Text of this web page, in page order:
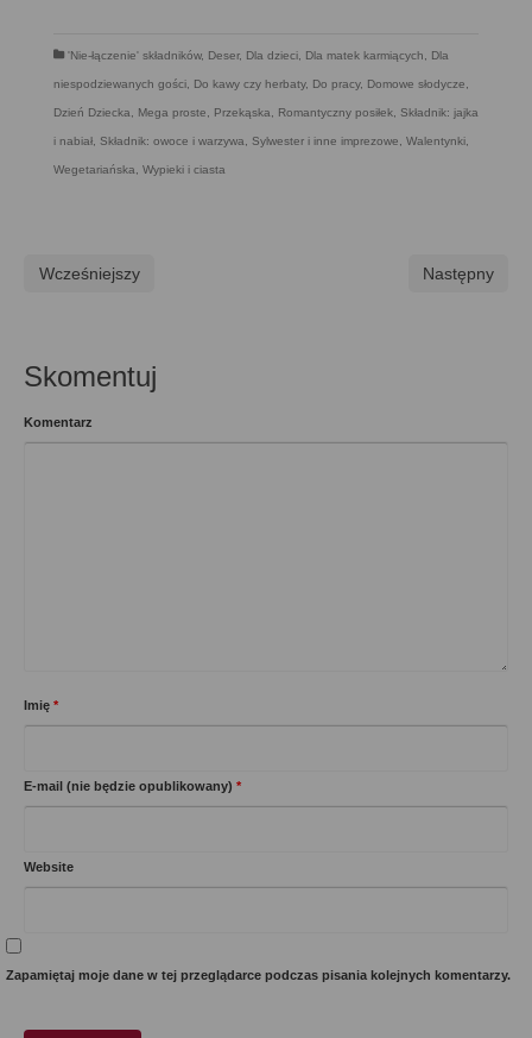
'Nie-łączenie' składników, Deser, Dla dzieci Dla matek karmiących Dla
niespodziewanych gości Do kawy czy herbaty, Do pracy, Domowe słodycze
Dzień Dziecka Mega proste Przekąska Romantyczny posiłek Składnik: jajka
i nabiał Składnik: owoce i warzywa Sylwester i inne imprezowe Walentynki
Wegetariańska Wypieki i ciasta
Wcześniejszy Następny
Skomentuj
Komentarz
Imię *
E-mail (nie będzie opublikowany) *
Website
Zapamiętaj moje dane w tej przeglądarce podczas pisania kolejnych komentarzy.